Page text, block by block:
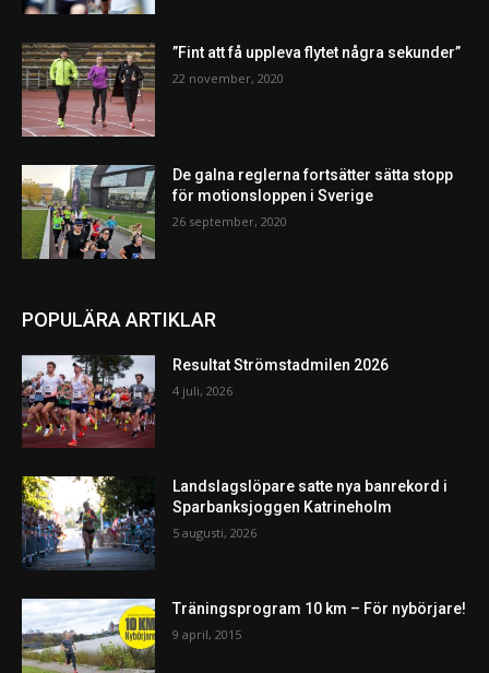
”Fint att få uppleva flytet några sekunder”
22 november, 2020
De galna reglerna fortsätter sätta stopp
för motionsloppen i Sverige
26 september, 2020
POPULÄRA ARTIKLAR
Resultat Strömstadmilen 2026
4 juli, 2026
Landslagslöpare satte nya banrekord i
Sparbanksjoggen Katrineholm
5 augusti, 2026
Träningsprogram 10 km – För nybörjare!
9 april, 2015